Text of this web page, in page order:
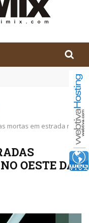
o Brasil no
mortas em estrada no
OESTE DA